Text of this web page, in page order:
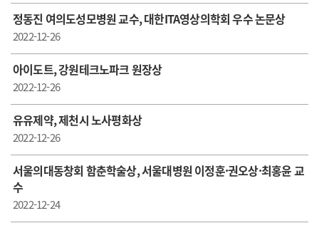
정동진 여의도성모병원 교수, 대한ITA영상의학회 우수 논문상
2022-12-26
아이도트, 강원테크노파크 원장상
2022-12-26
유유제약, 제천시 노사평화상
2022-12-26
서울의대동창회 함춘학술상, 서울대병원 이정훈·권오상·최홍윤 교
수
2022-12-24